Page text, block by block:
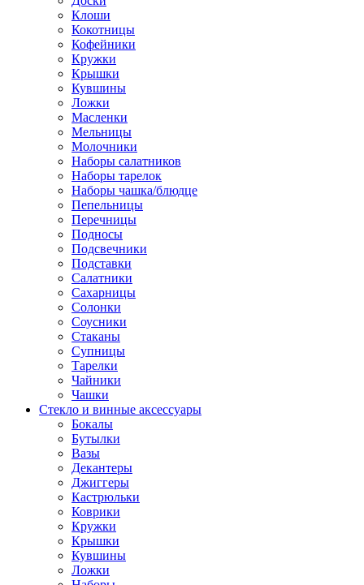
Клоши
Кокотницы
Кофейники
Кружки
Крышки
Кувшины
Ложки
Масленки
Мельницы
Молочники
Наборы салатников
Наборы тарелок
Наборы чашка/блюдце
Пепельницы
Перечницы
Подносы
Подсвечники
Подставки
Салатники
Сахарницы
Солонки
Соусники
Стаканы
Супницы
Тарелки
Чайники
Чашки
Стекло и винные аксессуары
Бокалы
Бутылки
Вазы
Декантеры
Джиггеры
Кастрюльки
Коврики
Кружки
Крышки
Кувшины
Ложки